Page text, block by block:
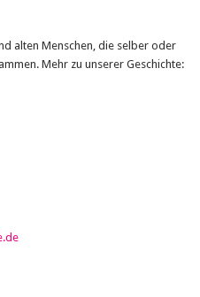
alten Menschen, die selber oder
Mehr zu unserer Geschichte: